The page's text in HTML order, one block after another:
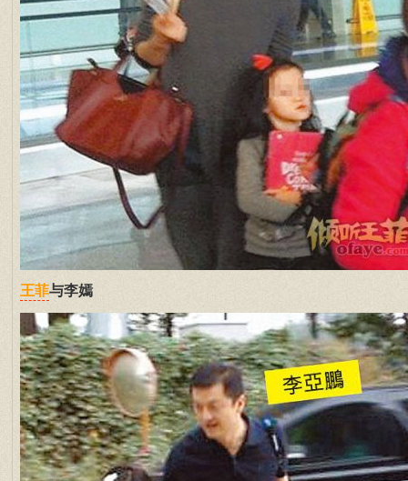
王菲与李嫣